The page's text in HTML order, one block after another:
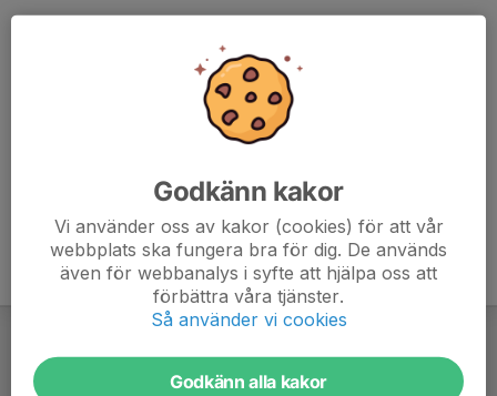
Godkänn kakor
Vi använder oss av kakor (cookies) för att vår
webbplats ska fungera bra för dig. De används
även för webbanalys i syfte att hjälpa oss att
förbättra våra tjänster.
Så använder vi cookies
Godkänn alla kakor